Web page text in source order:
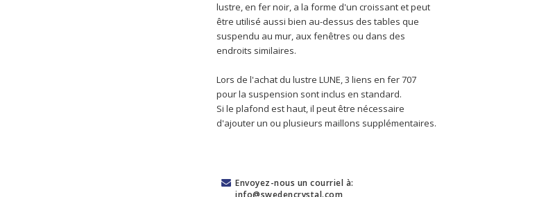
lustre, en fer noir, a la forme d'un croissant et peut
être utilisé aussi bien au-dessus des tables que
suspendu au mur, aux fenêtres ou dans des
endroits similaires.
Lors de l'achat du lustre LUNE, 3 liens en fer 707
pour la suspension sont inclus en standard.
Si le plafond est haut, il peut être nécessaire
d'ajouter un ou plusieurs maillons supplémentaires.
Envoyez-nous un courriel à:
info@swedencrystal.com